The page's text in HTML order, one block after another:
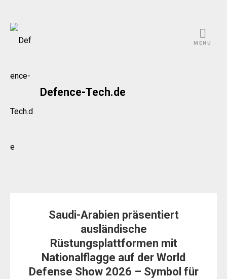
Skip
Defence-Tech.de
MENU
Saudi-Arabien präsentiert
ausländische
Rüstungsplattformen mit
Nationalflagge auf der World
Defense Show 2026 – Symbol für